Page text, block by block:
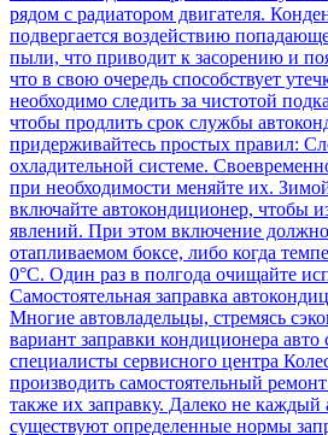
рядом с радиатором двигателя.
подвергается воздействию
пыли, что приводит к засорению и
что в свою очередь способствует
необходимо следить за чистотой
чтобы продлить срок службы
придерживайтесь простых правил:
охладительной системе.
при необходимости меняйте их.
включайте автокондиционер, чтобы
явлений. При этом включение
отапливаемом боксе, либо когда
0°C. Один раз в полгода очищайте
Самостоятельная заправка
Многие автовладельцы, стремясь
вариант заправки кондиционера
специалисты сервисного центра
производить самостоятельный
также их заправку. Далеко не каждый
существуют определенные нормы